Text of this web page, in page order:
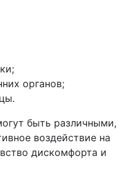
органов;
быть различными,
воздействие на
дискомфорта и